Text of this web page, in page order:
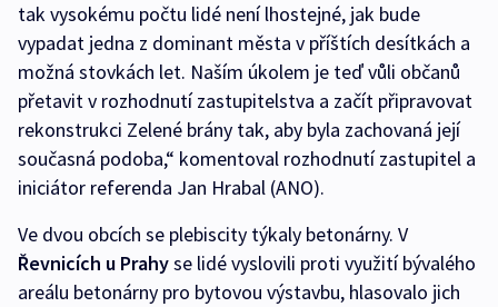
tak vysokému počtu lidé není lhostejné, jak bude
vypadat jedna z dominant města v příštích desítkách a
možná stovkách let. Naším úkolem je teď vůli občanů
přetavit v rozhodnutí zastupitelstva a začít připravovat
rekonstrukci Zelené brány tak, aby byla zachovaná její
současná podoba,“ komentoval rozhodnutí zastupitel a
iniciátor referenda Jan Hrabal (ANO).
Ve dvou obcích se plebiscity týkaly betonárny. V
Řevnicích u Prahyse lidé vyslovili proti využití bývalého
areálu betonárny pro bytovou výstavbu, hlasovalo jich